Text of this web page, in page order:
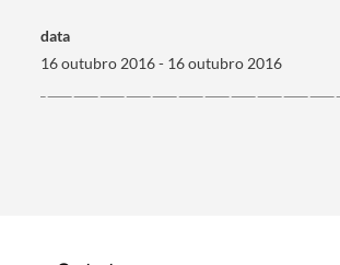
data
16 outubro 2016 - 16 outubro 2016